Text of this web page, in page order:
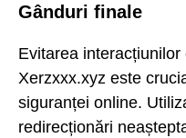
Gânduri finale
Evitarea
Xerzxxx.xyz este
siguranței online.
redirecționări